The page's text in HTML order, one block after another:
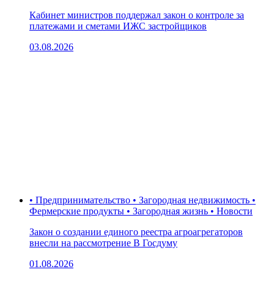
Кабинет министров поддержал закон о контроле за
платежами и сметами ИЖС застройщиков
03.08.2026
• Предпринимательство • Загородная недвижимость •
Фермерские продукты • Загородная жизнь • Новости
Закон о создании единого реестра агроагрегаторов
внесли на рассмотрение В Госдуму
01.08.2026